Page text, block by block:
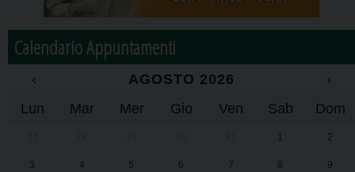
Calendario Appuntamenti
‹ AGOSTO 2026
›
Lun
Mar Mer Gio Ven Sab Dom
1 2
3 4 5 6 7 8 9